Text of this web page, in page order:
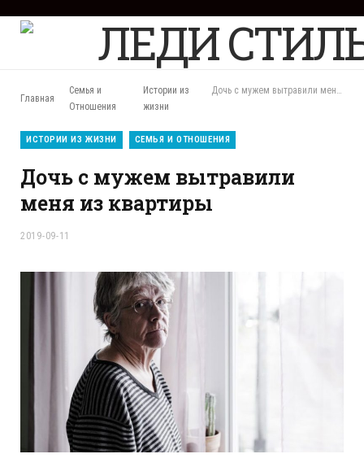
F
a
Главная
Семья и
Отношения
Истории из
жизни
Дочь с мужем вытравили меня из квартиры
ИСТОРИИ ИЗ ЖИЗНИ СЕМЬЯ И ОТНОШЕНИЯ
Дочь с мужем вытравили
меня из квартиры
2019-09-11